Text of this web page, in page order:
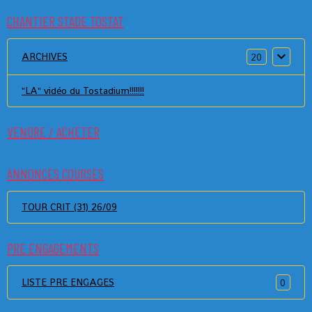
CHANTIER STADE TOSTAT
ARCHIVES 20
"LA" vidéo du Tostadium!!!!!!!
VENDRE / ACHETER
ANNONCES COURSES
TOUR CRIT (31) 26/09
PRE ENGAGEMENTS
LISTE PRE ENGAGES 0